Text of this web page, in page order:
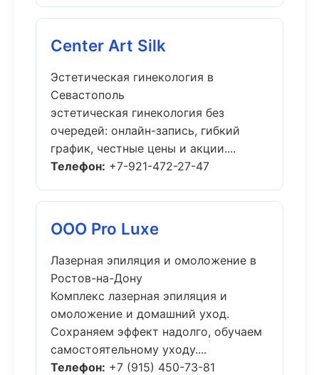
Center Art Silk
Эстетическая гинекология в
Севастополь
эстетическая гинекология без
очередей: онлайн-запись, гибкий
график, честные цены и акции....
Телефон: +7-921-472-27-47
ООО Pro Luxe
Лазерная эпиляция и омоложение в
Ростов-на-Дону
Комплекс лазерная эпиляция и
омоложение и домашний уход.
Сохраняем эффект надолго, обучаем
самостоятельному уходу....
Телефон: +7 (915) 450-73-81